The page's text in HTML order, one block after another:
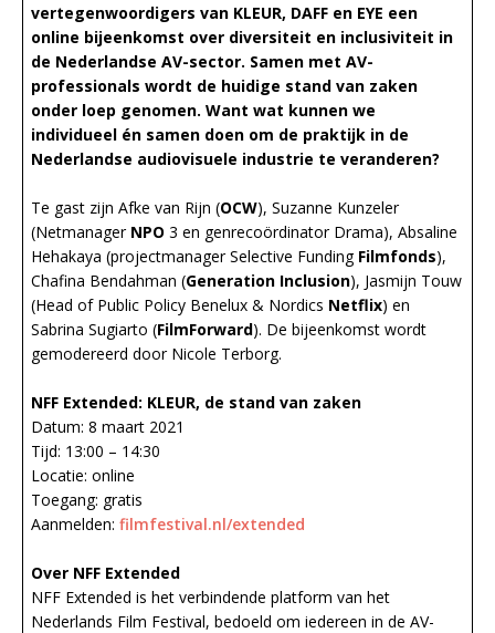
vertegenwoordigers van KLEUR, DAFF en EYE een
online bijeenkomst over diversiteit en inclusiviteit in
de Nederlandse AV-sector. Samen met AV-
professionals wordt de huidige stand van zaken
onder loep genomen. Want wat kunnen we
individueel én samen doen om de praktijk in de
Nederlandse audiovisuele industrie te veranderen?
Te gast zijn Afke van Rijn (OCW), Suzanne Kunzeler
(Netmanager NPO 3 en genrecoördinator Drama), Absaline
Hehakaya (projectmanager Selective Funding Filmfonds),
Chafina Bendahman (Generation Inclusion), Jasmijn Touw
(Head of Public Policy Benelux & Nordics Netflix) en
Sabrina Sugiarto (FilmForward). De bijeenkomst wordt
gemodereerd door Nicole Terborg.
NFF Extended: KLEUR, de stand van zaken
Datum: 8 maart 2021
Tijd: 13:00 – 14:30
Locatie: online
Toegang: gratis
Aanmelden: filmfestival.nl/extended
Over NFF Extended
NFF Extended is het verbindende platform van het
Nederlands Film Festival, bedoeld om iedereen in de AV-